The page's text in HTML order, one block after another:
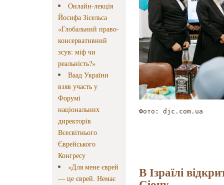
Онлайн-лекція
Йосифа Зісельса
«Глобальний право-
консервативний
зсув: міф чи
реальність?»
Ваад України
взяв участь у
Форумі
національних
директорів
Всесвітнього
Єврейського
Конгресу
«Для мене єврей
— це єврей. Немає
Фото: djc.com.ua
В Ізраїлі